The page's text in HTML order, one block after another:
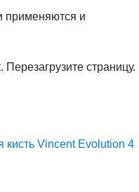
применяются и
страницу.
кисть Vincent Evolution 4